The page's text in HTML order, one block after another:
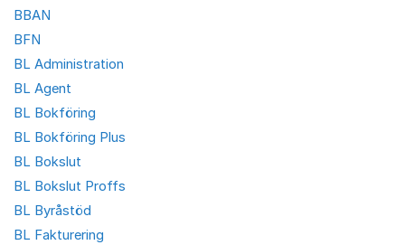
BBAN
BFN
BL Administration
BL Agent
BL Bokföring
BL Bokföring Plus
BL Bokslut
BL Bokslut Proffs
BL Byråstöd
BL Fakturering